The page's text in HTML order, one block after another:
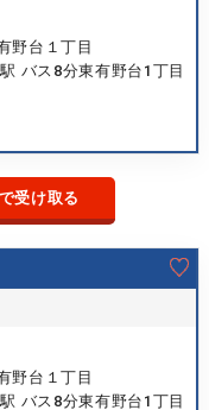
野台１丁目
バス8分東有野台1丁目
受け取る
野台１丁目
バス8分東有野台1丁目